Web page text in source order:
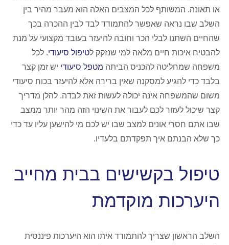
או תאונה. המשותף לכל המצבים האלה הוא מעבר מהיר בין
השלב שבו נראה שאפשר להתמודד לבד לבין ההכרה בכך
שהחיים השתנו לבלי הכר וחובה להיעזר בעובד מקצועי על מנת
להבטיח איכות חיים מלאה למי שנזקק לטיפול סיעודי. לכל
משפחה שמחליטה להכניס הביתה מטפל סיעודי יש זמן קצר
בלבד כדי להגיע למסקנה שאין ברירה אלא להיעזר בכוח סיעודי
משום שהמשפחה אינה יכולה לעשות זאת לבדה. להלן מדריך
קצר שיכול לעזור לכם לעבור את השינוי הזה מהר יותר ממצב
שבו אתם חסרי אונים למצב שבו יש לכם מי להישען עליו עד כדי
כך שלא הבנתם איך תפקדתם בלעדיו.
טיפול בקשישים בבית מחייב
היערכות מוקדמת
השלב הראשון שצריך להתמודד איתו הוא היערכות פיננסית